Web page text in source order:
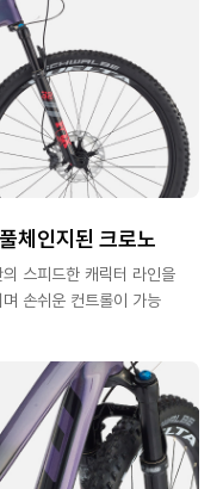
체인지된 크로노
스피드한 캐릭터 라인을
손쉬운 컨트롤이 가능